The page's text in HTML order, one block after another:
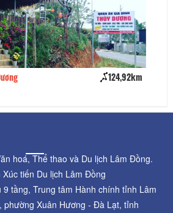
124,92km
hoá, Thể thao và Du lịch Lâm Đồng.
tiến Du lịch Lâm Đồng
tầng, Trung tâm Hành chính tỉnh Lâm
phường Xuân Hương - Đà Lạt, tỉnh